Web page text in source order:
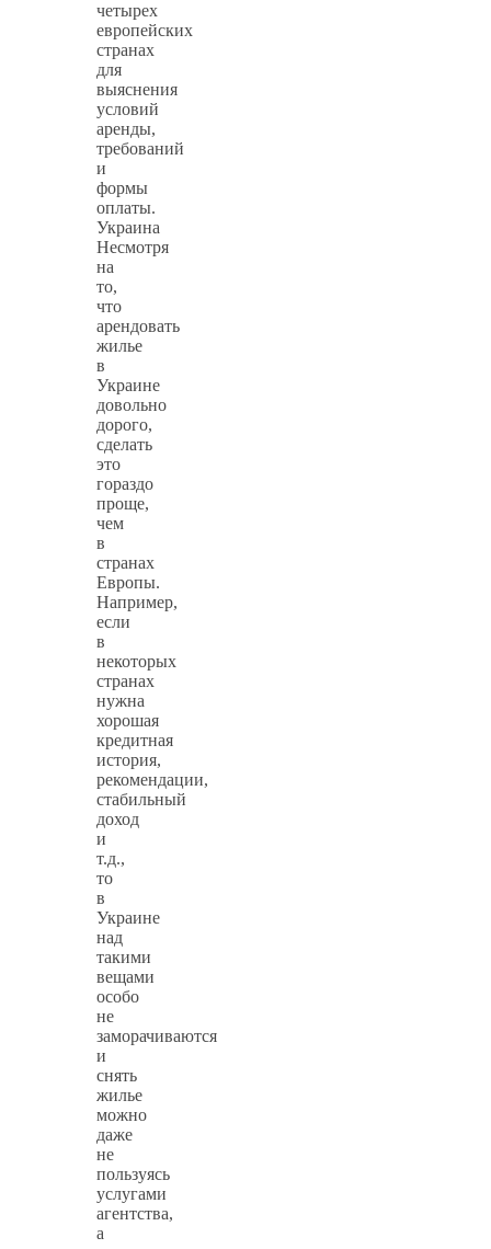
четырех
европейских
странах
для
выяснения
условий
аренды,
требований
и
формы
оплаты.
Украина
Несмотря
на
то,
что
арендовать
жилье
в
Украине
довольно
дорого,
сделать
это
гораздо
проще,
чем
в
странах
Европы.
Например,
если
в
некоторых
странах
нужна
хорошая
кредитная
история,
рекомендации,
стабильный
доход
и
т.д.,
то
в
Украине
над
такими
вещами
особо
не
заморачиваются
и
снять
жилье
можно
даже
не
пользуясь
услугами
агентства,
а